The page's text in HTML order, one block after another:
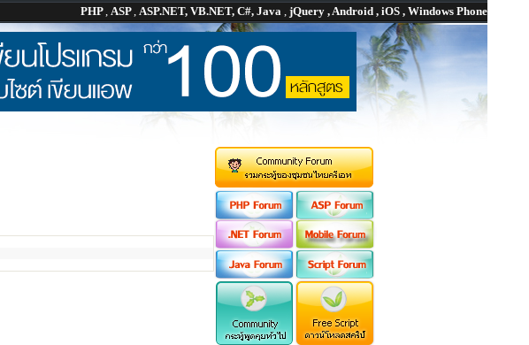
PHP, ASP, ASP.NET, VB.NET, C#, Java , jQuery , Android , iOS , Windows Phone